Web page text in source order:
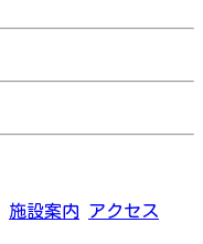
施設案内 アクセス